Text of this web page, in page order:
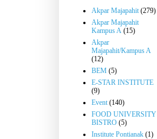
Akpar Majapahit (279)
Akpar Majapahit
Kampus A (15)
Akpar
Majapahit/Kampus A
(12)
BEM (5)
E-STAR INSTITUTE
(9)
Event (140)
FOOD UNIVERSITY
BISTRO (5)
Institute Pontianak (1)